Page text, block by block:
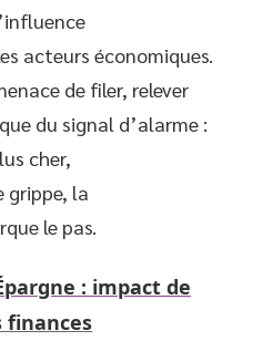
acteurs économiques.
de filer, relever
du signal d’alarme :
cher,
grippe, la
le pas.
: impact de